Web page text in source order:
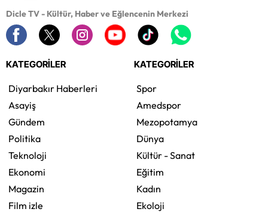
Dicle TV - Kültür, Haber ve Eğlencenin Merkezi
KATEGORİLER
Diyarbakır Haberleri
Asayiş
Gündem
Politika
Teknoloji
Ekonomi
Magazin
Film izle
KATEGORİLER
Spor
Amedspor
Mezopotamya
Dünya
Kültür - Sanat
Eğitim
Kadın
Ekoloji